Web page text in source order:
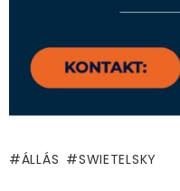
ÁLLÁS SWIETELSKY